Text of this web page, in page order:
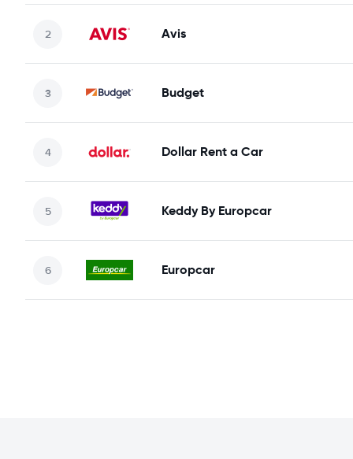
Avis
Budget
Dollar Rent a Car
Keddy By Europcar
Europcar